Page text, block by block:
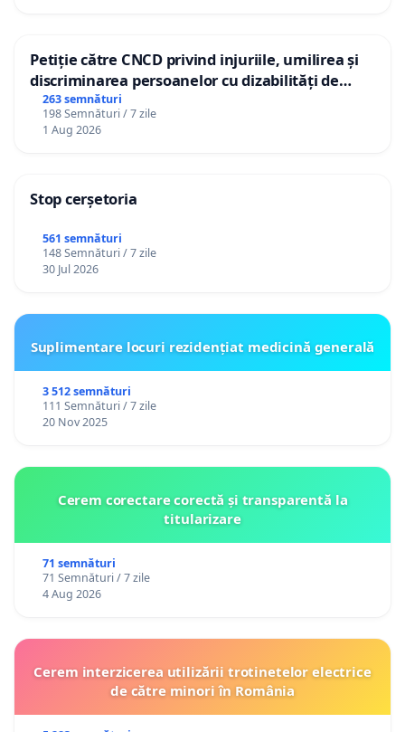
Petiție către CNCD privind injuriile, umilirea și
discriminarea persoanelor cu dizabilități de
către utilizatorul TikTok „Gorici”
263 semnături
198 Semnături / 7 zile
1 Aug 2026
Stop cerșetoria
561 semnături
148 Semnături / 7 zile
30 Jul 2026
Suplimentare locuri rezidențiat medicină generală
3 512 semnături
111 Semnături / 7 zile
20 Nov 2025
Cerem corectare corectă și transparentă la
titularizare
71 semnături
71 Semnături / 7 zile
4 Aug 2026
Cerem interzicerea utilizării trotinetelor electrice
de către minori în România